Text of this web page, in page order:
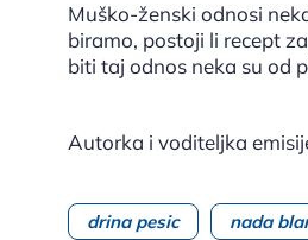
Muško-ženski odnosi
biramo, postoji li recept
biti taj odnos neka su od
Autorka i voditeljka
drina pesic nada